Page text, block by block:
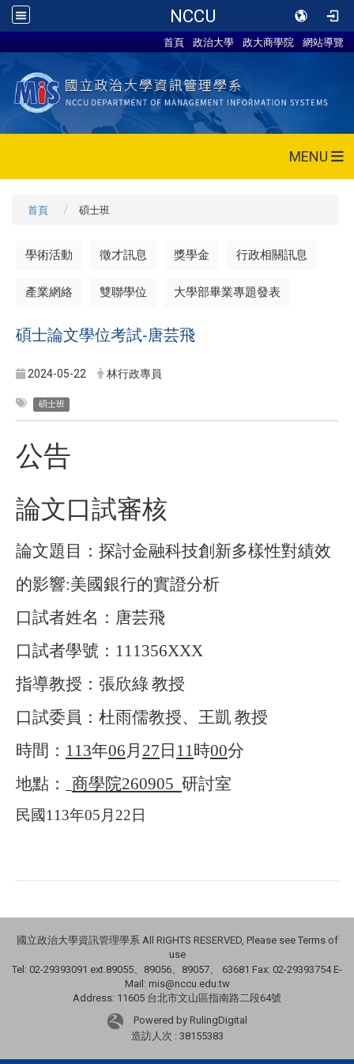
NCCU
首頁 政治大學 政大商學院 網站導覽
MENU
首頁 碩士班
學術活動 徵才訊息 獎學金 行政相關訊息
產業網絡 雙聯學位 大學部畢業專題發表
碩士論文學位考試-唐芸飛
2024-05-22 林行政專員
碩士班
公告
論文口試審核
論文題目： 探討金融科技創新多樣性對績效
的影響:美國銀行的實證分析
口試者姓名：唐芸飛
口試者學號： 111356XXX
指導教授：張欣綠教授
口試委員： 杜雨儒教授、王凱 教授
時間： 113年06月 27 日 11時00分
地點：
商學院260905 研討室
民國113年05 月 22 日
國立政治大學資訊管理學系 All RIGHTS RESERVED, Please see Terms of
use
Tel: 02-29393091 ext.89055、89056、89057、
63681 Fax: 02-29393754 E-
Mail: mis@nccu.edu.tw
Address: 11605 台北市文山區指南路二段64號
Powered by RulingDigital
造訪人次 : 38155383